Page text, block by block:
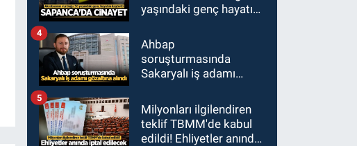
yaşındaki genç hayatını
Ahbap
soruşturmasında
Sakaryalı iş adamı
4
Milyonları ilgilendiren
teklif TBMM'de kabul
edildi! Ehliyetler anında
5